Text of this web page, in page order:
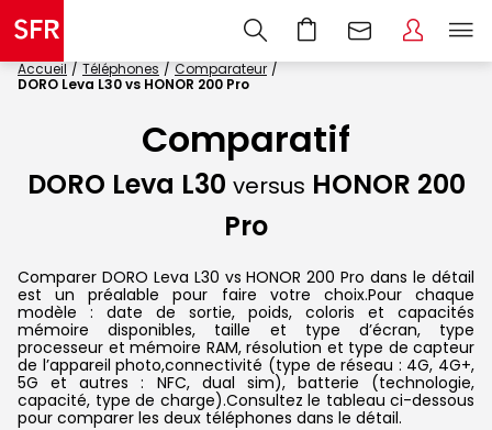
Accueil Téléphones
Comparateur
DORO Leva L30 vs HONOR 200 Pro
Comparatif
DORO Leva L30 versus HONOR 200
Pro
Comparer DORO Leva L30 vs HONOR 200 Pro dans le détail
est un préalable pour faire votre choix.Pour chaque
modèle : date de sortie, poids, coloris et capacités
mémoire disponibles, taille et type d’écran, type
processeur et mémoire RAM, résolution et type de capteur
de l’appareil photo,connectivité (type de réseau : 4G, 4G+,
5G et autres : NFC, dual sim), batterie (technologie,
capacité, type de charge).Consultez le tableau ci-dessous
pour comparer les deux téléphones dans le détail.